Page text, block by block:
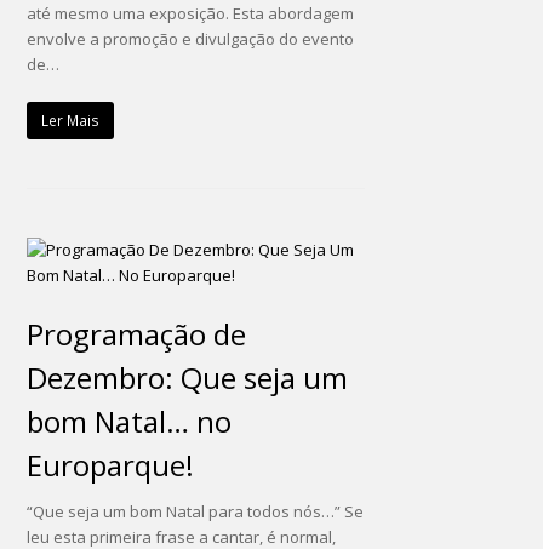
até mesmo uma exposição. Esta abordagem
envolve a promoção e divulgação do evento
de…
Ler Mais
Programação de
Dezembro: Que seja um
bom Natal… no
Europarque!
“Que seja um bom Natal para todos nós…” Se
leu esta primeira frase a cantar, é normal,